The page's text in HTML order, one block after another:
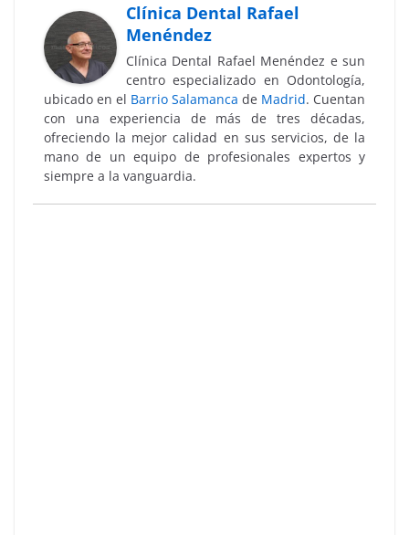
Clínica Dental Rafael
Menéndez
Clínica Dental Rafael Menéndez e sun
centro especializado en Odontología,
ubicado en el Barrio Salamanca de Madrid. Cuentan
con una experiencia de más de tres décadas,
ofreciendo la mejor calidad en sus servicios, de la
mano de un equipo de profesionales expertos y
siempre a la vanguardia.